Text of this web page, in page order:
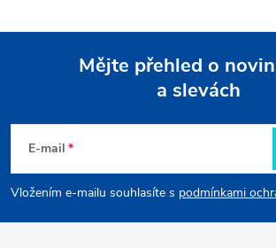
p
a
Mějte přehled o
a slevách
E-mail
Vložením e-mailu souhlasíte s podmínkami